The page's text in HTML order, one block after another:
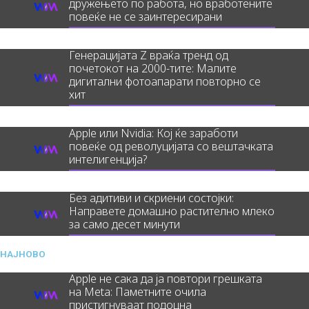
дружењето по работа, но вработените
повеќе не се заинтересирани
Генерацијата Z враќа тренд од
почетокот на 2000-тите: Малите
дигитални фотоапарати повторно се
хит
Apple или Nvidia: Кој ќе заработи
повеќе од револуцијата со вештачката
интелигенција?
Без адитиви и скриени состојки:
Направете домашно растително млеко
за само десет минути
НАЈНОВО
Apple не сака да ја повтори грешката
на Meta: Паметните очила
пристигнуваат подоцна